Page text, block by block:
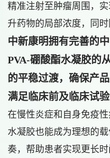
精准注射至肿瘤周围，
升药物的局部浓度，同时
中新康明拥有完善的
PVA-硼酸酯水凝胶的
的平稳过渡，确保产
满足临床前及临床试验
在慢性炎症和自身免疫
水凝胶也能成为理想的
奏，帮助患者实现更长